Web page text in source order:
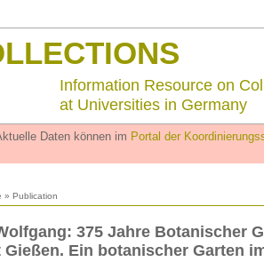
Information Resource on
at Universities in Germany
Daten können im Portal der
» Publication
375 Jahre Botanischer
Ein botanischer Garten